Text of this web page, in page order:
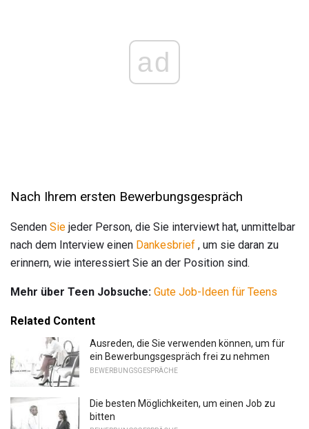
ad
Nach Ihrem ersten Bewerbungsgespräch
Senden Sie jeder Person, die Sie interviewt hat, unmittelbar
nach dem Interview einen Dankesbrief , um sie daran zu
erinnern, wie interessiert Sie an der Position sind.
Mehr über Teen Jobsuche: Gute Job-Ideen für Teens
Related Content
Ausreden, die Sie verwenden können, um für
ein Bewerbungsgespräch frei zu nehmen
BEWERBUNGSGESPRÄCHE
Die besten Möglichkeiten, um einen Job zu
bitten